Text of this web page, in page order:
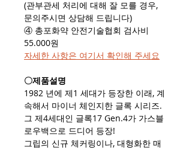
(관부관세 처리에 대해 잘 모를 경우,
문의주시면 상담해 드립니다)
④ 총포화약 안전기술협회 검사비
55.000원
자세한 사항은 여기서 확인해 주세요​
〇제품설명
1982 년에 제1 세대가 등장한 이래, 계
속해서 마이너 체인지한 글록 시리즈.
그 제4세대인 글록17 Gen.4가 가스블
로우백으로 드디어 등장!
그립의 신규 체커링이나, 대형화한 매